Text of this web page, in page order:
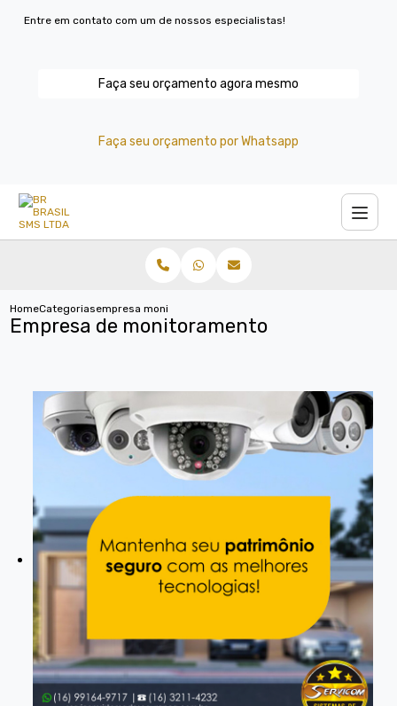
Entre em contato com um de nossos especialistas!
Faça seu orçamento agora mesmo
Faça seu orçamento por Whatsapp
HomeCategoriasempresa monitoramento
Empresa de monitoramento